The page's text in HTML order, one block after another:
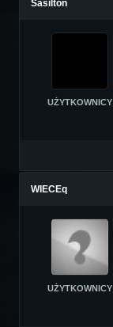
Sasilton
UŻYTKOWNICY
WIECEq
UŻYTKOWNICY